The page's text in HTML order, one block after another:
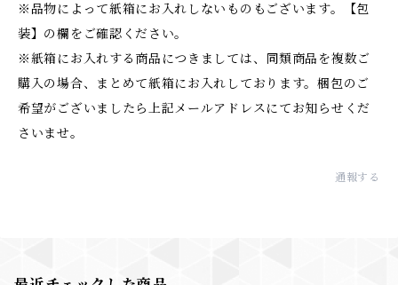
※品物によって紙箱にお入れしないものもございます。【包
装】の欄をご確認ください。
※紙箱にお入れする商品につきましては、同類商品を複数ご
購入の場合、まとめて紙箱にお入れしております。梱包のご
希望がございましたら上記メールアドレスにてお知らせくだ
さいませ。
通報する